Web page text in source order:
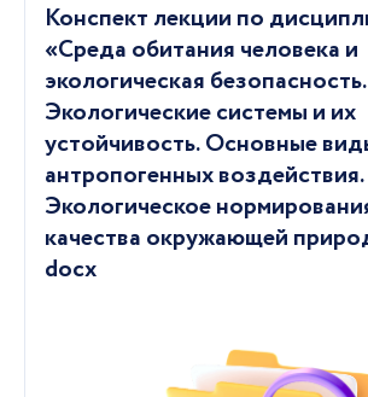
Конспект лекции по
«Среда обитания человека и
экологическая безопасность.
Экологические системы и их
устойчивость. Основные
антропогенных воздействия.
Экологическое
качества окружающей
docx